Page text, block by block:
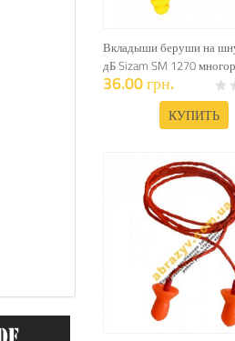
Вкладыши беруши на
дБ Sizam SM 1270
36.00 грн.
КУПИТЬ